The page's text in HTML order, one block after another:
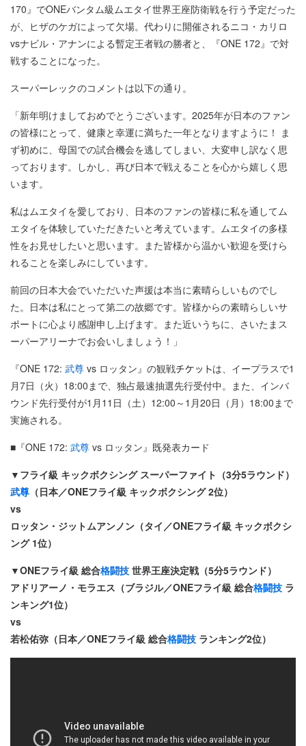
170』でONEバンタム級ムエタイ世界王座防衛戦を行う予定だった
が、ヒザのケガによって欠場。代わりに開催されるニコ・カリロ
vsナビル・アナンによる暫定王者戦の勝者と、『ONE 172』で対
戦することになった。
スーパーレックのコメントは以下の通り。
「新年明けましておめでとうございます。2025年が日本のファン
の皆様にとって、健康と幸運に満ちた一年となりますように！ ま
ず初めに、母国での試合機会を逃してしまい、大変申し訳なく思
っております。しかし、再び日本で戦えることを心から嬉しく思
います。
私はムエタイを愛しており、日本のファンの皆様に私を通してム
エタイを体験していただきたいと考えています。ムエタイの多様
性をお見せしたいと思います。また皆様から温かい歓迎を受けら
れることを楽しみにしています。
前回の日本大会でいただいた声援は本当に素晴らしいものでし
た。日本は私にとって第二の故郷です。皆様からの素晴らしいサ
ポートに心より感謝申し上げます。また近いうちに、さいたまス
ーパーアリーナでお会いしましょう！」
『ONE 172: 武尊 vs ロッタン』の観戦
は、イープラスで1
月7日（火）18:00まで、独占最速抽選先行受付中。また、インバ
ウンド先行受付が1月11日（土）12:00～1月20日（月）18:00まで
実施される。
■『ONE 172: 武尊 vs ロッタン』既発表カード
▼フライ級 キックボクシング スーパーファイト（3分5ラウンド）
武尊 （日本／ONEフライ級 キックボクシング 2位）
vs
ロッタン・ジットムアンノン（タイ／ONEフライ級 キックボクシ
ング 1位）
▼ONEフライ級 総合格闘技 世界王座決定戦（5分5ラウンド）
アドリアーノ・モラエス（ブラジル／ONEフライ級 総合格闘技 ラ
ンキング1位）
vs
若松佑弥（日本／ONEフライ級 総合格闘技 ランキング2位）